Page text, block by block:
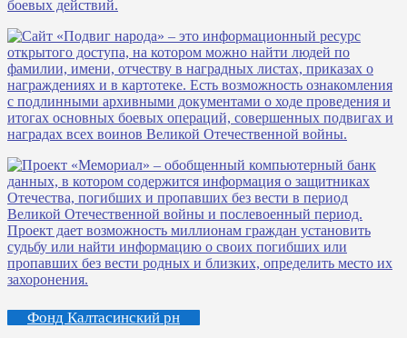
Фонд Калтасинский рн